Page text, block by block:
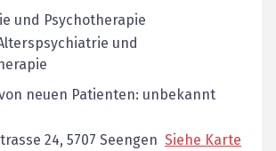
und Psychotherapie
und
neuen Patienten: unbekannt
24, 5707 Seengen Siehe Karte